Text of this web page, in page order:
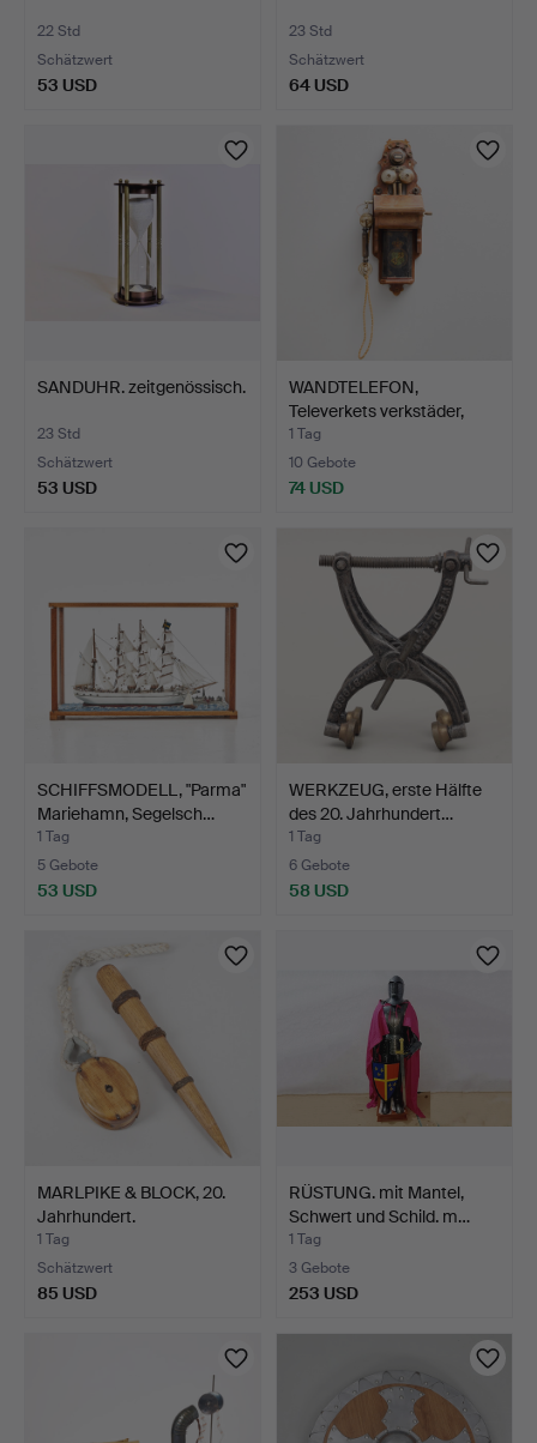
22 Std
Schätzwert
53 USD
23 Std
Schätzwert
64 USD
SANDUHR. zeitgenössisch.
23 Std
Schätzwert
53 USD
WANDTELEFON,
Televerkets verkstäder,
Stock…
1 Tag
10 Gebote
74 USD
SCHIFFSMODELL, "Parma"
Mariehamn, Segelsch…
1 Tag
5 Gebote
53 USD
WERKZEUG, erste Hälfte
des 20. Jahrhundert…
1 Tag
6 Gebote
58 USD
MARLPIKE & BLOCK, 20.
Jahrhundert.
1 Tag
Schätzwert
85 USD
RÜSTUNG. mit Mantel,
Schwert und Schild. m…
1 Tag
3 Gebote
253 USD